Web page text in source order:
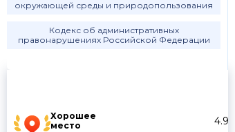
Хорошее
место
4.9
окружающей среды и природопользования
Кодекс об административных
правонарушениях Российской Федерации